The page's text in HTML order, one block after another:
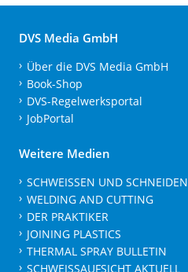
DVS Media GmbH
Über die DVS Media GmbH
Book-Shop
DVS-Regelwerksportal
JobPortal
Weitere Medien
SCHWEISSEN UND SCHNEIDEN
WELDING AND CUTTING
DER PRAKTIKER
JOINING PLASTICS
THERMAL SPRAY BULLETIN
SCHWEISSAUFSICHT AKTUELL